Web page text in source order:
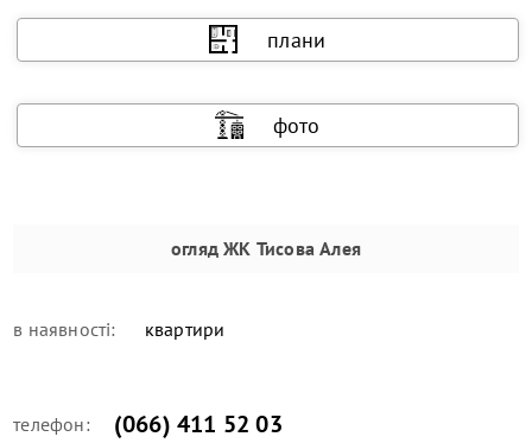
плани
фото
огляд ЖК Тисова Алея
в наявності: квартири
телефон: (066) 411 52 03